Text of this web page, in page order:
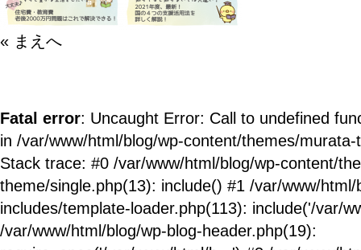
« まえへ
Fatal error: Uncaught Error: Call to undefined
in /var/www/html/blog/wp-content/themes/
Stack trace: #0 /var/www/html/blog/wp-content/
theme/single.php(13): include() #1 /var/www/html/
includes/template-loader.php(113): include('/var/
/var/www/html/blog/wp-blog-header.php(19):